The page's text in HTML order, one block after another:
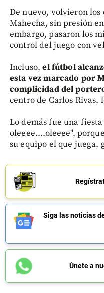
De nuevo, volvieron los
Mahecha, sin presión
embargo, pasaron los
control del juego con
Incluso,el fútbol
esta vez marcado por
complicidad del
centro de Carlos Rivas,
Lo demás fue una
oleeee....oleeee",
su equipo el que juega,
Siga las noticias
Únete a